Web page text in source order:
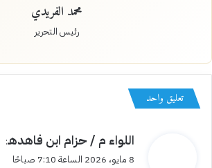
محمد الفريدي
رئيس التحرير
تعليق واحد
ياللواء م / حزام ابن فاهدهـ:
8 مايو، 2026 الساعة 7:10 صباحًا